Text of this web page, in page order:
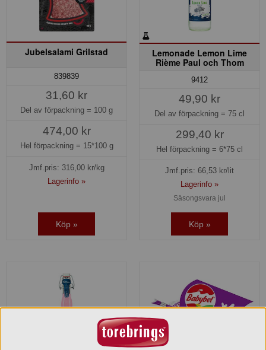
Jubelsalami Grilstad
839839
31,60 kr
Del av förpackning = 100 g
474,00 kr
Hel förpackning = 15*100 g
Jmf.pris: 316,00kr/kg
Lagerinfo »
Köp »
Lemonade Lemon Lime
Rième Paul och Thom
9412
49,90 kr
Del av förpackning = 75 cl
299,40 kr
Hel förpackning = 6*75 cl
Jmf.pris: 66,53 kr/lit
Lagerinfo »
Säsongsvara jul
Köp »